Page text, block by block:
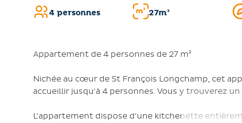
4 personnes 27m²
Appartement de 4 personnes de 27 m²
Nichée au cœur de St François Longchamp, cet
accueillir jusqu'à 4 personnes. Vous y trouverez
L'appartement dispose d'une kitchenette